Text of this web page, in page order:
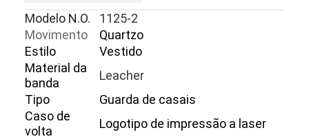
Modelo N.O.
1125-2
Movimento
Quartzo
Estilo
Vestido
Material da
banda
Leacher
Tipo
Guarda de casais
Caso de
volta
Logotipo de impressão a laser